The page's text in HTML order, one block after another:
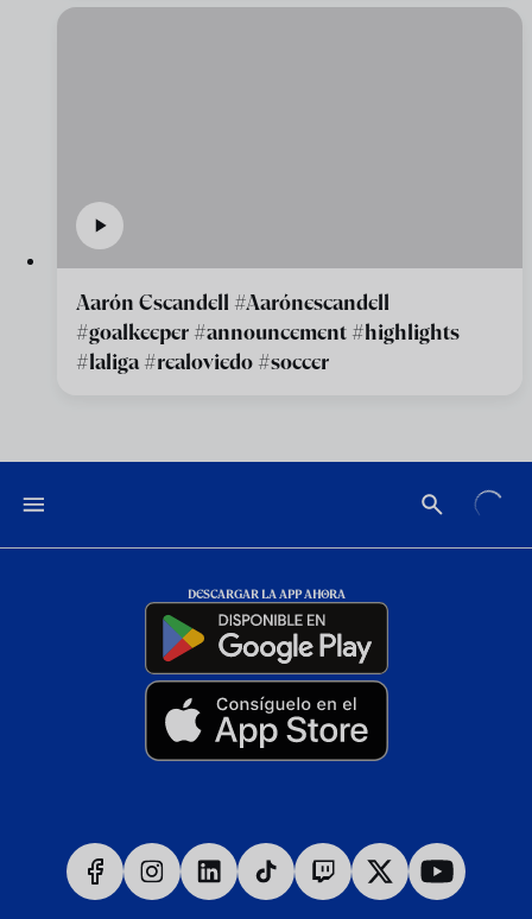
Aarón Escandell #Aarónescandell
#goalkeeper #announcement #highlights
#laliga #realoviedo #soccer
DESCARGAR LA APP AHORA